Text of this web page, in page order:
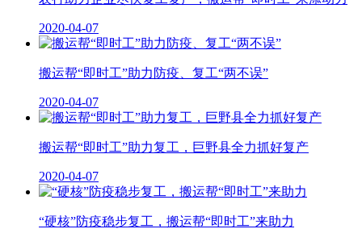
2020-04-07
搬运帮“即时工”助力防疫、复工“两不误”
2020-04-07
搬运帮“即时工”助力复工，巨野县全力抓好复产
2020-04-07
“硬核”防疫稳步复工，搬运帮“即时工”来助力